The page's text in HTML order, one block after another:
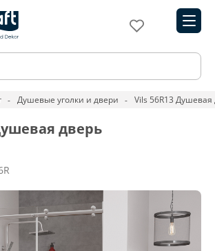
Душевые уголки и двери Vils 56R13 Душевая
дверь